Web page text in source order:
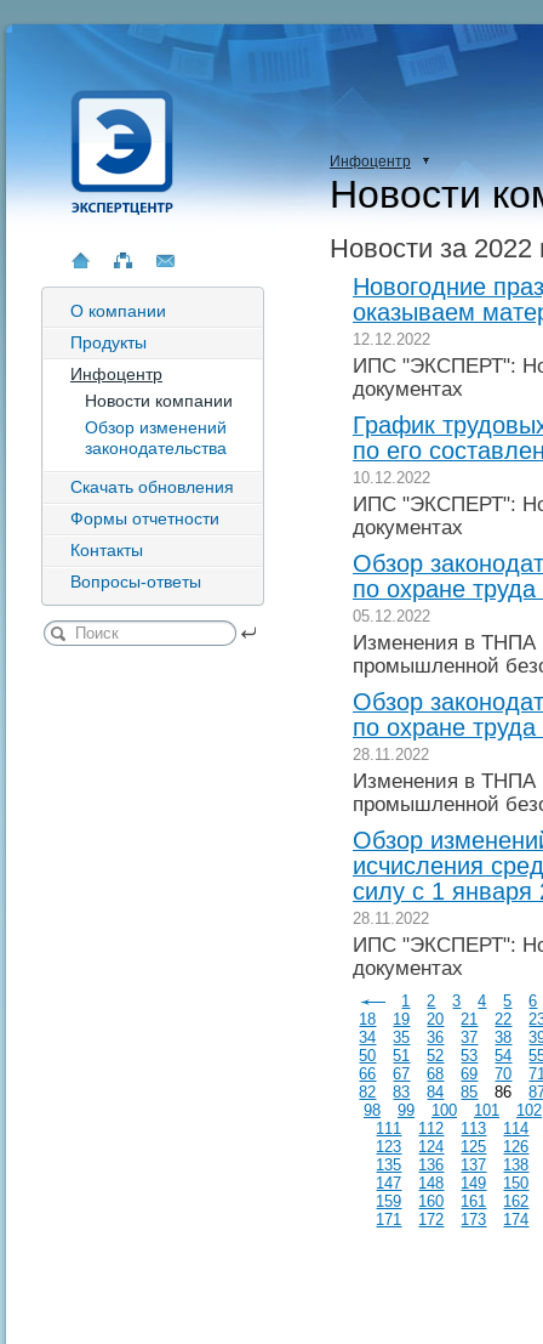
О компании
Продукты
Инфоцентр
Новости компании
Обзор изменений
законодательства
Скачать обновления
Формы отчетности
Контакты
Вопросы-ответы
Инфоцентр
Новости
Новости за 2022
Новогодние
оказываем
12.12.2022
ИПС "ЭКСПЕРТ":
документах
График
по его
10.12.2022
ИПС "ЭКСПЕРТ":
документах
Обзор
по охране
05.12.2022
Изменения в ТНПА
промышленной
Обзор
по охране
28.11.2022
Изменения в ТНПА
промышленной
Обзор
исчисления
силу с 1
28.11.2022
ИПС "ЭКСПЕРТ":
документах
1 2 3 4 5
6
18
19 20 21 22
34
35 36 37 38
50
51 52 53 54
66
67 68 69 70
82
83 84 85 86
98
99 100 101
102
111
112 113
114
123
124 125
126
135
136 137
138
147
148 149
150
159
160 161
162
171
172 173 174